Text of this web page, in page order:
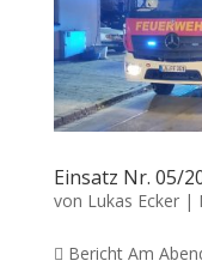
Einsatz Nr. 05/
von Lukas Ecker|
 Bericht Am